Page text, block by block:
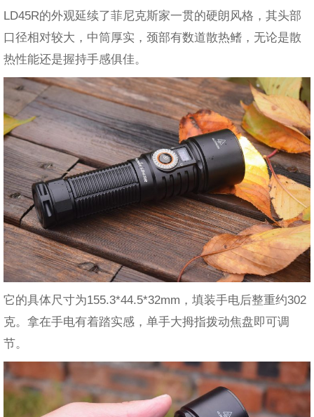
LD45R的外观延续了菲尼克斯家一贯的硬朗风格，其头部
口径相对较大，中筒厚实，颈部有数道散热鳍，无论是散
热性能还是握持手感俱佳。
它的具体尺寸为155.3*44.5*32mm，填装手电后整重约302
克。拿在手电有着踏实感，单手大拇指拨动焦盘即可调
节。